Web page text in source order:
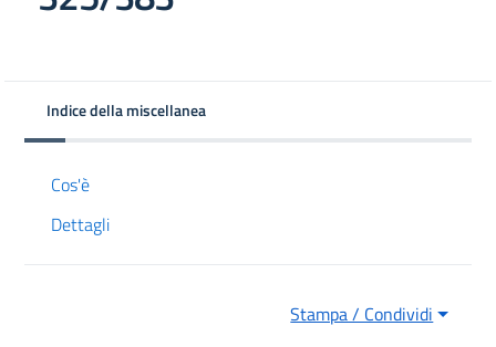
Indice della miscellanea
Cos'è
Dettagli
Stampa / Condividi